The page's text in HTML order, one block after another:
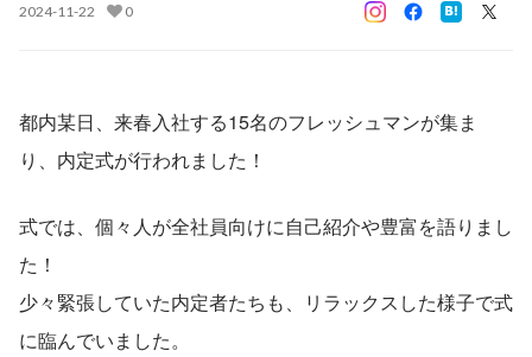
2024-11-22 0
都内某日、来春入社する15名のフレッシュマンが集ま
り、内定式が行われました！
式では、個々人が全社員向けに自己紹介や豊富を語りまし
た！
少々緊張していた内定者たちも、リラックスした様子で式
に臨んでいました。